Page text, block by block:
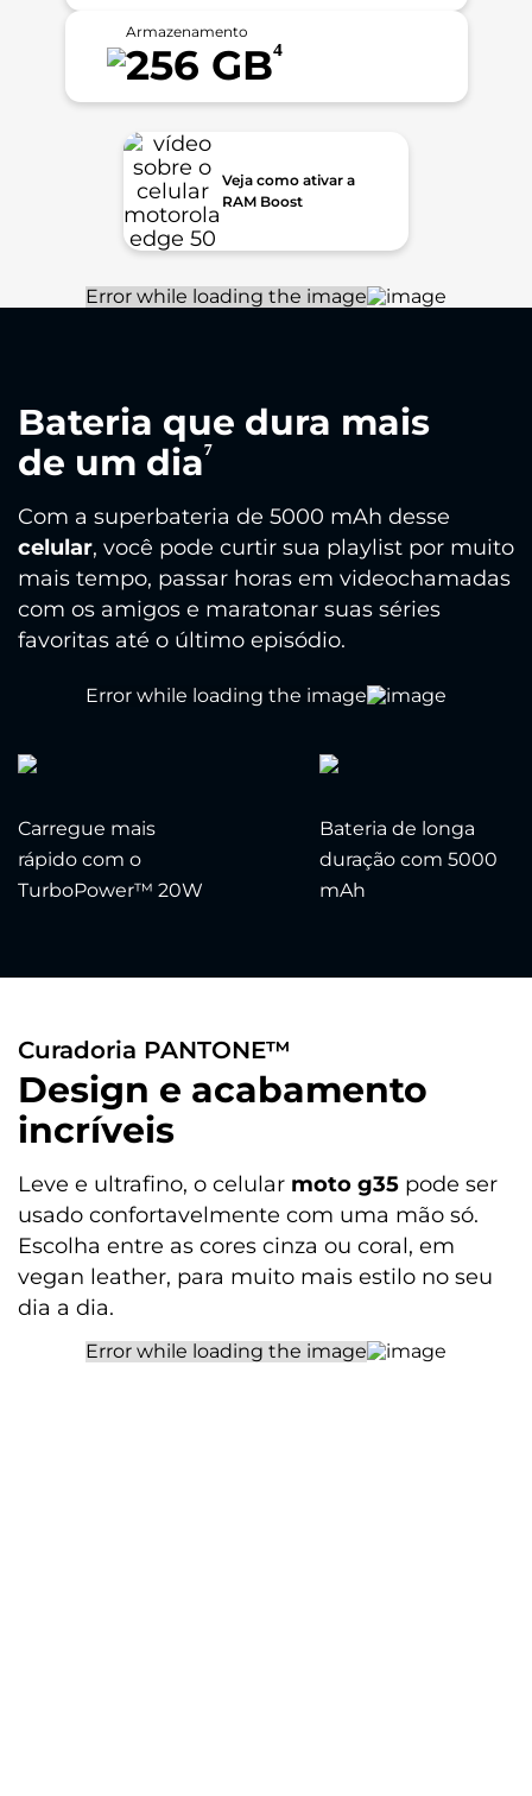
Armazenamento
256 GB⁴
Veja como ativar a
RAM Boost
Bateria que dura mais
de um dia⁷
Com a superbateria de 5000 mAh desse
celular, você pode curtir sua playlist por muito
mais tempo, passar horas em videochamadas
com os amigos e maratonar suas séries
favoritas até o último episódio.
Carregue mais
rápido com o
TurboPower™ 20W
Bateria de longa
duração com 5000
mAh
Curadoria PANTONE™
Design e acabamento
incríveis
Leve e ultrafino, o celular moto g35 pode ser
usado confortavelmente com uma mão só.
Escolha entre as cores cinza ou coral, em
vegan leather, para muito mais estilo no seu
dia a dia.